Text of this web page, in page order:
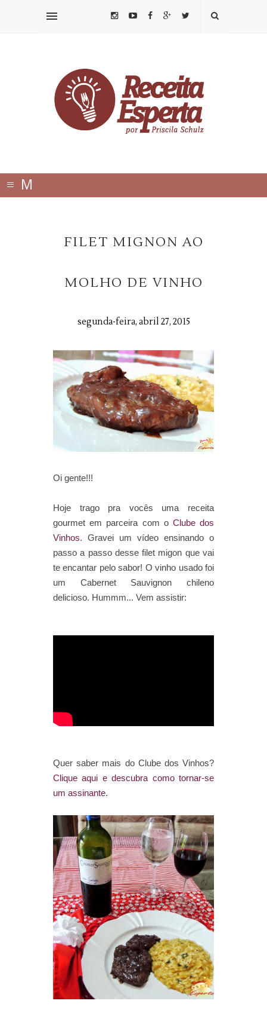
≡ M
FILET MIGNON AO
MOLHO DE VINHO
segunda-feira, abril 27, 2015
Oi gente!!!
Hoje trago pra vocês uma receita
gourmet em parceira com o Clube dos
Vinhos. Gravei um vídeo ensinando o
passo a passo desse filet migon que vai
te encantar pelo sabor! O vinho usado foi
um Cabernet Sauvignon chileno
delicioso. Hummm... Vem assistir:
Quer saber mais do Clube dos Vinhos?
Clique aqui e descubra como tornar-se
um assinante.